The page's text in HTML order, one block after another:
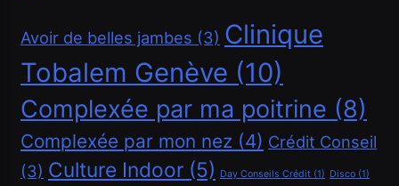
Financement
Avoir de belles jambes (3) Clinique
Tobalem Genève (10)
Complexée par ma poitrine (8)
Complexée par mon nez (4) Crédit Conseil
(3) Culture Indoor (5) Day Conseils Crédit (1) Disco (1)